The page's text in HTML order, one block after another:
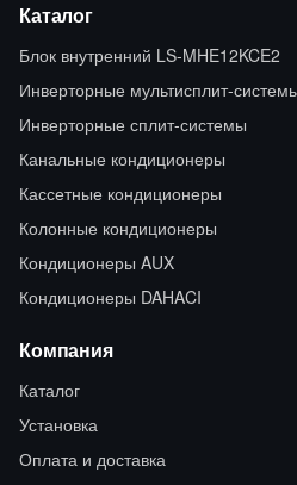
Каталог
Блок внутренний LS-MHE12KCE2
Инверторные мультисплит-
Инверторные сплит-системы
Канальные кондиционеры
Кассетные кондиционеры
Колонные кондиционеры
Кондиционеры AUX
Кондиционеры DAHACI
Компания
Каталог
Установка
Оплата и доставка